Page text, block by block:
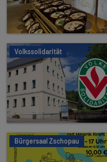
Volkssolidarität
Bürgersaal Zschopau